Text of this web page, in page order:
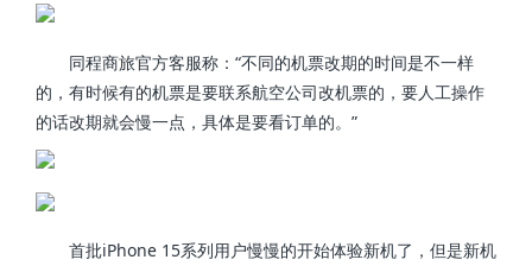
同程商旅官方客服称：“不同的机票改期的时间是不一样
的，有时候有的机票是要联系航空公司改机票的，要人工操作
的话改期就会慢一点，具体是要看订单的。”
首批iPhone 15系列用户慢慢的开始体验新机了，但是新机